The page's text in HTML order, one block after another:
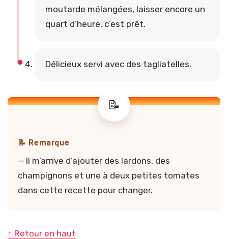
moutarde mélangées, laisser encore un
quart d’heure, c’est prêt.
Délicieux servi avec des tagliatelles.
📝 Remarque
─ Il m’arrive d’ajouter des lardons, des
champignons et une à deux petites tomates
dans cette recette pour changer.
↑ Retour en haut